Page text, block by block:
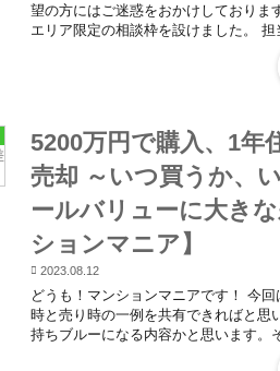
望の方にはご迷惑をおかけしておりま
エリア限定の相談枠を設けました。
5200万円で購入、1年
売却 ～いつ買うか、
ールバリューに大き
ションマニア】
2023.08.12
どうも！マンションマニアです！ 今
時と売り時の一例を共有できればと
持ちブルーになる内容かと思います。